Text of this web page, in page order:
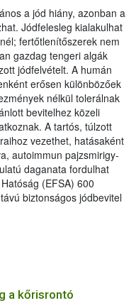
a jód hiány, azonban a
Jódfelesleg kialakulhat
fertőtlenítőszerek nem
gazdag tengeri algák
jódfelvételt. A humán
erősen különbözőek
nélkül tolerálnak
bevitelhez közeli
A tartós, túlzott
vezethet, hatásaként
autoimmun pajzsmirigy-
daganata fordulhat
(EFSA) 600
biztonságos jódbevitel
a kőrisrontó